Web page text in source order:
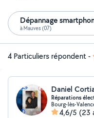
Dépannage
à Mauves (07)
4 Particuliers répondent-
Daniel
Réparations
Bourg-lès-
4,6/5 (23